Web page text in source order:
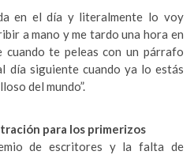
en el día y literalmente lo voy
a mano y me tardo una hora en
te peleas con un párrafo
día siguiente cuando ya lo estás
del mundo”.
para los primerizos
de escritores y la falta de